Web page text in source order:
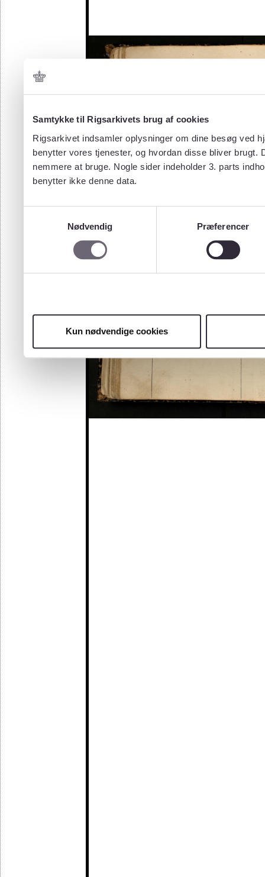
Samtykke til Rigsarkivets brug af cookies
Rigsarkivet indsamler oplysninger om dine besøg ved
benytter vores tjenester, og hvordan disse bliver
nemmere at bruge. Nogle sider indeholder 3. parts
benytter ikke denne data.
Nødvendig
Præferencer
Kun nødvendige cookies